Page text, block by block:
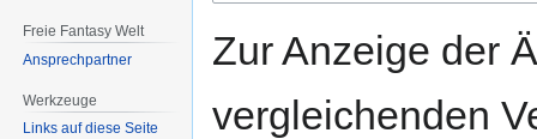
Zur Anzeige der
vergleichenden
Freie Fantasy Welt
Ansprechpartner
Werkzeuge
Links auf diese Seite